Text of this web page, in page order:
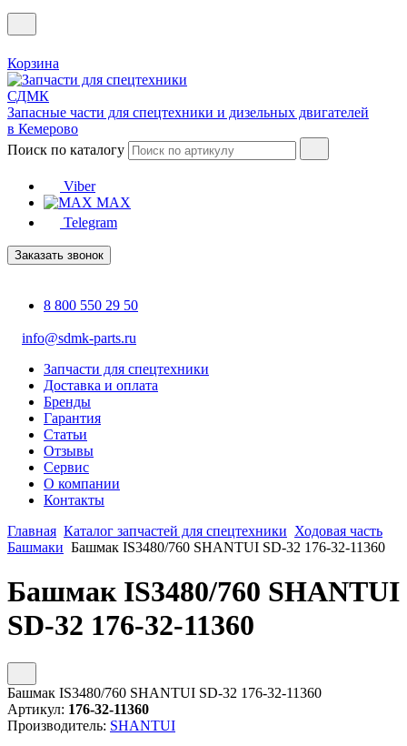
Корзина
Запасные части для спецтехники и дизельных двигателей
в Кемерово
Поиск по каталогу
Viber
MAX
Telegram
Заказать звонок
8 800 550 29 50
info@sdmk-parts.ru
Запчасти для спецтехники
Доставка и оплата
Бренды
Гарантия
Статьи
Отзывы
Сервис
О компании
Контакты
Главная Каталог запчастей для спецтехники Ходовая часть
Башмаки Башмак IS3480/760 SHANTUI SD-32 176-32-11360
Башмак IS3480/760 SHANTUI
SD-32 176-32-11360
Башмак IS3480/760 SHANTUI SD-32 176-32-11360
Артикул: 176-32-11360
Производитель: SHANTUI